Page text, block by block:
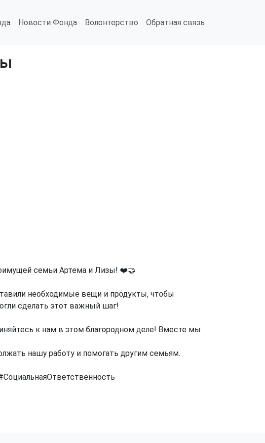
Новости Фонда Волонтерство Обратная связь
семьи Артема и Лизы! ❤️🤝
необходимые вещи и продукты, чтобы
сделать этот важный шаг!
к нам в этом благородном деле! Вместе мы
нашу работу и помогать другим семьям.